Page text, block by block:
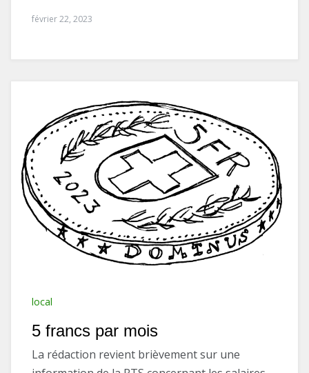
février 22, 2023
local
5 francs par mois
La rédaction revient brièvement sur une